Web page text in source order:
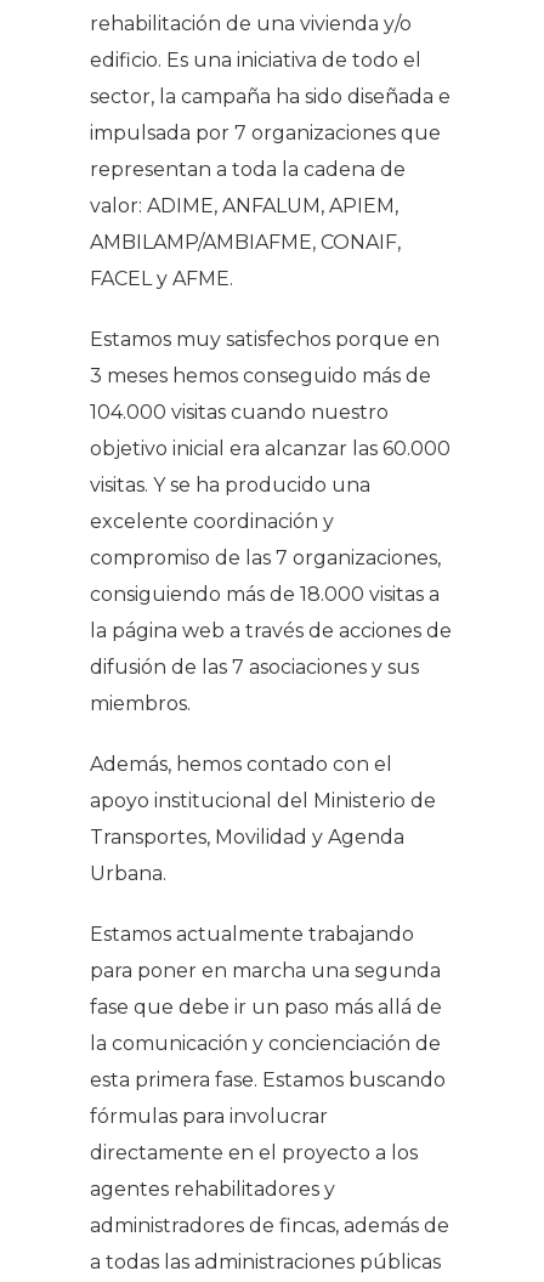
rehabilitación de una vivienda y/o
edificio. Es una iniciativa de todo el
sector, la campaña ha sido diseñada e
impulsada por 7 organizaciones que
representan a toda la cadena de
valor: ADIME, ANFALUM, APIEM,
AMBILAMP/AMBIAFME, CONAIF,
FACEL y AFME.
Estamos muy satisfechos porque en
3 meses hemos conseguido más de
104.000 visitas cuando nuestro
objetivo inicial era alcanzar las 60.000
visitas. Y se ha producido una
excelente coordinación y
compromiso de las 7 organizaciones,
consiguiendo más de 18.000 visitas a
la página web a través de acciones de
difusión de las 7 asociaciones y sus
miembros.
Además, hemos contado con el
apoyo institucional del Ministerio de
Transportes, Movilidad y Agenda
Urbana.
Estamos actualmente trabajando
para poner en marcha una segunda
fase que debe ir un paso más allá de
la comunicación y concienciación de
esta primera fase. Estamos buscando
fórmulas para involucrar
directamente en el proyecto a los
agentes rehabilitadores y
administradores de fincas, además de
a todas las administraciones públicas